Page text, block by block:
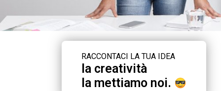
RACCONTACI LA TUA IDEA
la creatività
la mettiamo noi.